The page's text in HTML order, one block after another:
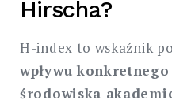
Hirscha?
H-index to wskaźnik
wpływu
środowiska